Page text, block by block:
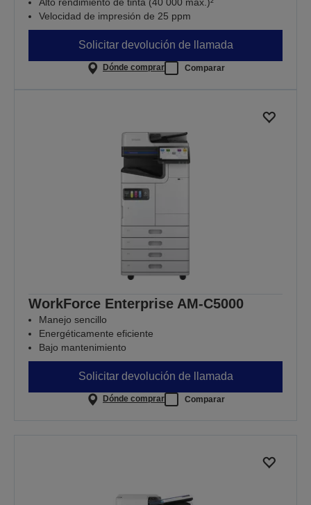
Velocidad de impresión de 25 ppm
Solicitar devolución de llamada
Dónde comprar Comparar
WorkForce Enterprise AM-C5000
Manejo sencillo
Energéticamente eficiente
Bajo mantenimiento
Solicitar devolución de llamada
Dónde comprar Comparar